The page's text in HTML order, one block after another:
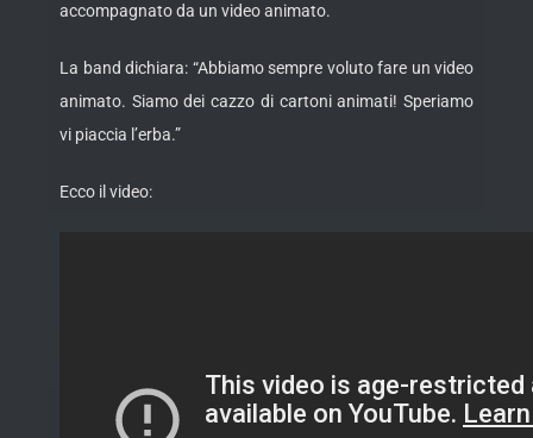
accompagnato da un video animato.
La band dichiara: “Abbiamo sempre voluto fare un video
animato. Siamo dei cazzo di cartoni animati! Speriamo
vi piaccia l’erba.”
Ecco il video: